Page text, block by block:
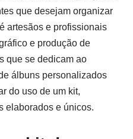
que desejam organizar
artesãos e profissionais
e produção de
que se dedicam ao
álbuns personalizados
do uso de um kit,
elaborados e únicos.